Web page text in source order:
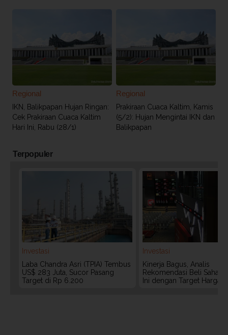
Regional
IKN, Balikpapan Hujan Ringan:
Cek Prakiraan Cuaca Kaltim
Hari Ini, Rabu (28/1)
Regional
Prakiraan Cuaca Kaltim, Kamis
(5/2): Hujan Mengintai IKN dan
Balikpapan
Terpopuler
Investasi
Laba Chandra Asri (TPIA) Tembus
US$ 283 Juta, Sucor Pasang
Target di Rp 6.200
Investasi
Kinerja Bagus, Analis
Rekomendasi Beli Saham
Ini dengan Target Harga